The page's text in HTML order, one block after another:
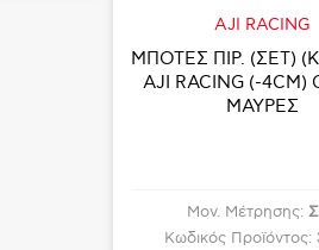
AJI RACING
ΜΠΟΤΕΣ ΠΙΡ. (ΣΕΤ)
AJI RACING (-4CM)
ΜΑΥΡΕΣ
Μον. Μέτρησης:
Κωδικός Προϊόντος: